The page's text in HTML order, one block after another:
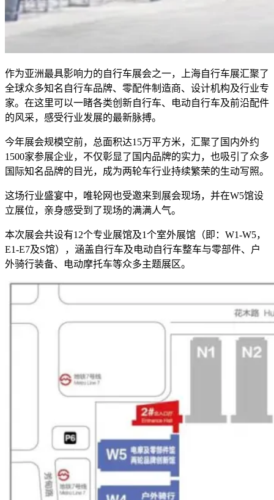
作为亚洲最具影响力的自行车展会之一，上海自行车展汇聚了
全球众多知名自行车品牌、零配件制造商、设计机构及行业专
家。在这里可以一睹各类创新自行车、电动自行车及前沿配件
的风采，感受行业发展的最新脉搏。
今年展会规模空前，总面积达15万平方米，汇聚了国内外约
1500家参展企业，不仅彰显了国内品牌的实力，也吸引了众多
国际知名品牌的目光，成为两轮车行业持续繁荣的生动写照。
这场行业盛宴中，唯轮网也受邀来到展会现场，并在W5馆设
立展位，亲身感受到了现场的满满人气。
本次展会共设有12个专业展馆及1个室外展馆（即：W1-W5，
E1-E7及S馆），涵盖自行车及电动自行车整车与零部件、户
外骑行装备、电动摩托车等众多主题展区。